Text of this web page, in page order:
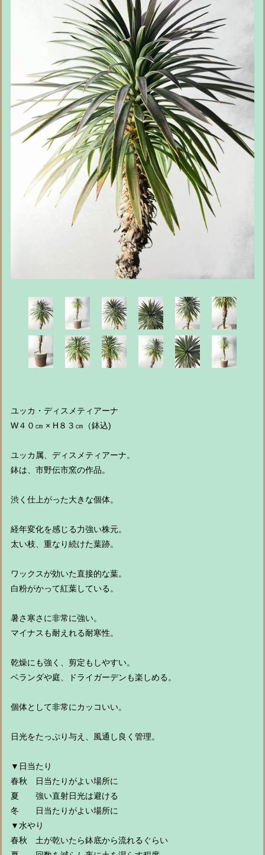
ユッカ・ディスメティアーナ
W４０㎝ × H８３㎝（鉢込)
ユッカ属、ディスメティアーナ。
鉢は、市野伝市窯の作品。
渋く仕上がった大きな個体。
経年変化を感じる力強い株元。
太い枝、重なり続けた葉跡。
ワックスが効いた直接的な葉。
白粉がかって紅葉している。
暑さ寒さに非常に強い。
マイナスも耐えれる耐寒性。
乾燥にも強く、剪定もしやすい。
ベランダや庭、ドライガーデンも楽しめる。
個体として非常にカッコいい。
日光をたっぷり与え、風通し良く管理。
▼日当たり
春秋 日当たりがよい場所に
夏 強い直射日光は避ける
冬 日当たりがよい場所に
▼水やり
春秋 土が乾いたら鉢底から流れるぐらい